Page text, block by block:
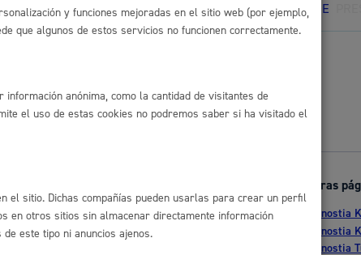
Euskera
Desarrollo económico y empleo
Igualdad, derechos humanos y convivencia
ONLINE
Ofertas de empleo
Perfil del contratante
Otras
Donostia
Donostia
Donostia
y funciones mejoradas en el sitio web (por ejemplo,
que algunos de estos servicios no funcionen correctamente.
anónima, como la cantidad de visitantes de
el uso de estas cookies no podremos saber si ha visitado el
el sitio. Dichas compañías pueden usarlas para crear un perfil
en otros sitios sin almacenar directamente información
este tipo ni anuncios ajenos.